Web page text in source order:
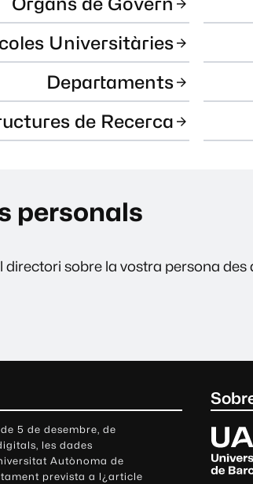
Universitàries
Departaments
de Recerca
personals
sobre la vostra persona des
5 de desembre, de
les dades
Autònoma de
prevista a l¿article
U
n
i